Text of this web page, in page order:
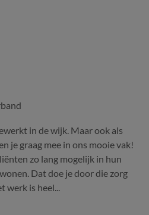
in de wijk. Maar ook als
je graag mee in ons mooie vak!
zo lang mogelijk in hun
Dat doe je door die zorg
werk is heel...